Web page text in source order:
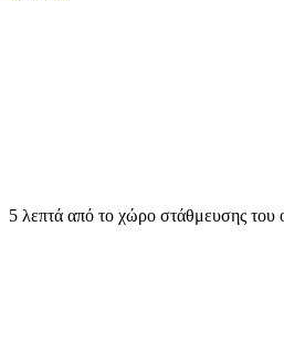
5 λεπτά από το χώρο στάθμευσης του